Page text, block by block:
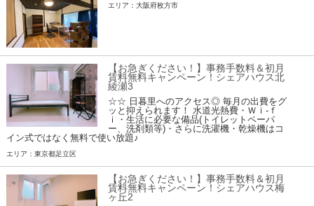
エリア：大阪府枚方市
【お急ぎください！】事務手数料＆初月
賃料無料キャンペーン！シェアハウス北
綾瀬3
☆☆ 日暮里へのアクセス◎ 毎月の出費をグ
ッと抑えられます！ 水道光熱費・Ｗｉ-ｆ
ｉ・生活に必要な備品(トイレットペーパ
ー、洗剤類等)・さらに洗濯機・乾燥機はコ
イン式ではなく無料で使い放題♪
エリア：東京都足立区
【お急ぎください！】事務手数料＆初月
賃料無料キャンペーン！シェアハウス梅
ヶ丘2